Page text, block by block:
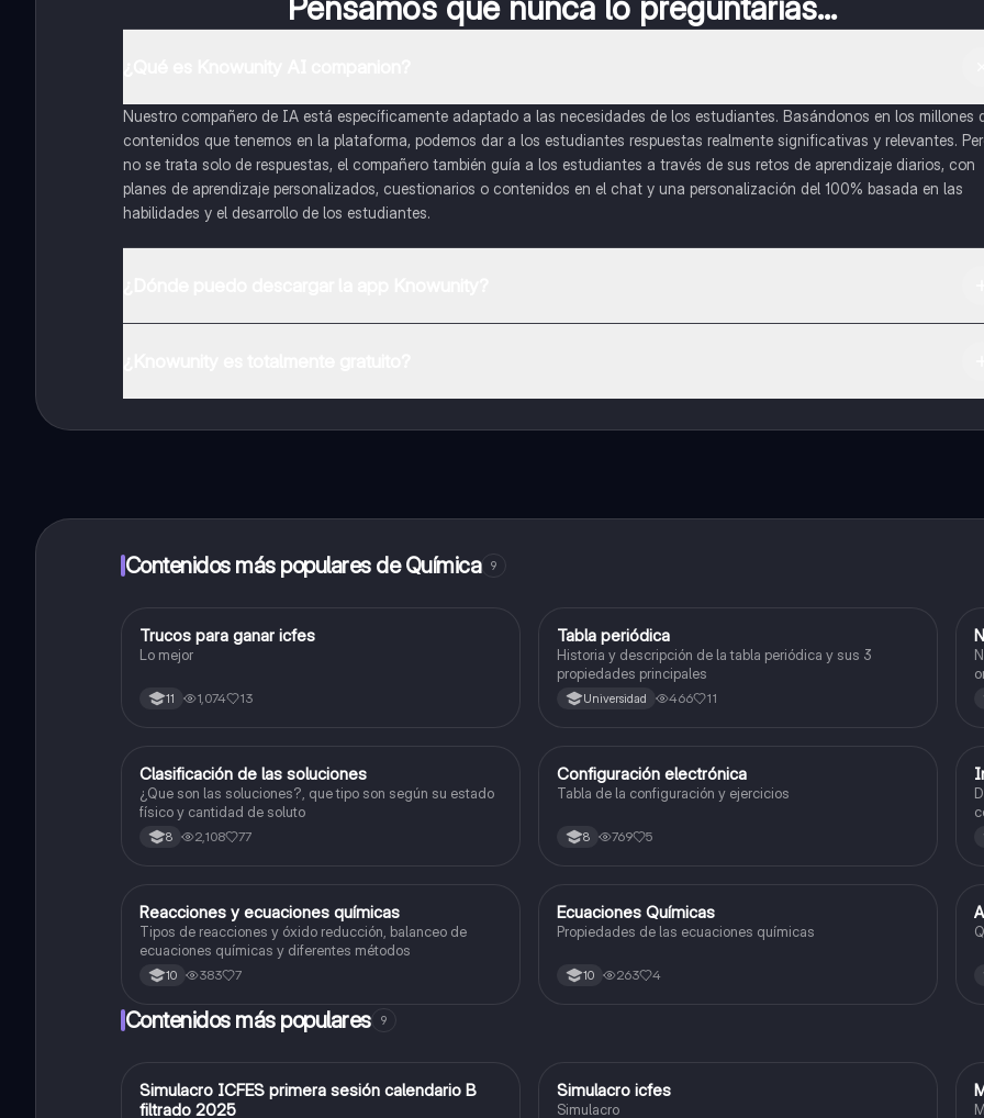
Pensamos que nunca lo preguntarías...
Nuestro compañero de IA está específicamente adaptado a las necesidades de los estudiantes. Basándonos en los millones
contenidos que tenemos en la plataforma, podemos dar a los estudiantes respuestas realmente significativas y relevantes.
no se trata solo de respuestas, el compañero también guía a los estudiantes a través de sus retos de aprendizaje diarios, con
planes de aprendizaje personalizados, cuestionarios o contenidos en el chat y una personalización del 100% basada en las
habilidades y el desarrollo de los estudiantes.
inmeditamente. Puedes ganar dinero utilizando la aplicación, que te permitirá acceder a determinadas funciones.
Contenidos más populares de Química 9
Química
Trucos para ganar icfes
Lo mejor
11 1,074 13
Química
Tabla periódica
Historia y descripción de la tabla periódica y sus 3
propiedades principales
Universidad 466 11
Química
Clasificación de las soluciones
¿Que son las soluciones?, que tipo son según su estado
físico y cantidad de soluto
8 2,108 77
Química
Configuración electrónica
Tabla de la configuración y ejercicios
8 769 5
Química
Reacciones y ecuaciones químicas
Tipos de reacciones y óxido reducción, balanceo de
ecuaciones químicas y diferentes métodos
10 383 7
Química
Ecuaciones Químicas
Propiedades de las ecuaciones químicas
10 263 4
Contenidos más populares 9
ICFES: Matemáticas
Simulacro ICFES primera sesión calendario B
filtrado 2025
ICFES: Lectura Crítica
Simulacro icfes
Simulacro